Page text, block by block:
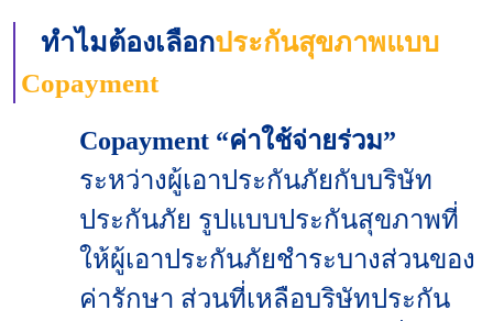
ทำไมต้องเลือกประกันสุขภาพแบบ
Copayment
Copayment “ค่าใช้จ่ายร่วม”
ระหว่างผู้เอาประกันภัยกับบริษัท
ประกันภัย รูปแบบประกันสุขภาพที่
ให้ผู้เอาประกันภัยชำระบางส่วนของ
ค่ารักษา ส่วนที่เหลือบริษัทประกัน